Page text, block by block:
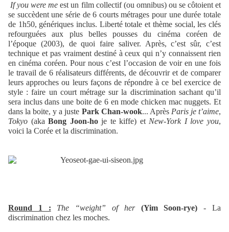
If you were me est un film collectif (ou omnibus) ou se côtoient et
se succèdent une série de 6 courts métrages pour une durée totale
de 1h50, génériques inclus. Liberté totale et thème social, les clés
refourguées aux plus belles pousses du cinéma coréen de
l’époque (2003), de quoi faire saliver. Après, c’est sûr, c’est
technique et pas vraiment destiné à ceux qui n’y connaissent rien
en cinéma coréen. Pour nous c’est l’occasion de voir en une fois
le travail de 6 réalisateurs différents, de découvrir et de comparer
leurs approches ou leurs façons de répondre à ce bel exercice de
style : faire un court métrage sur la discrimination sachant qu’il
sera inclus dans une boite de 6 en mode chicken mac nuggets. Et
dans la boite, y a juste Park Chan-wook... Après Paris je t’aime,
Tokyo (akaBong Joon-hoje te kiffe) et New-York I love you,
voici la Corée et la discrimination.
Round 1 : The “weight” of her (Yim Soon-rye)
- La
discrimination chez les moches.